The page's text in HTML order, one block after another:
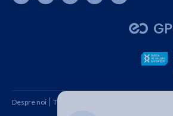
Despre noi Termeni și condiții